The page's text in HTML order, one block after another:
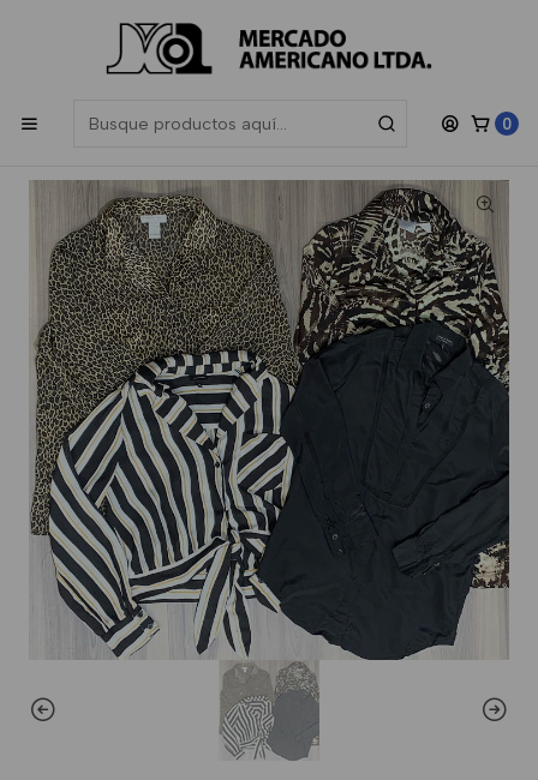
0
Las compras sobre $200.000 participan en el sorteo de una
Card de $50.000
, sorteamos todos los meses.